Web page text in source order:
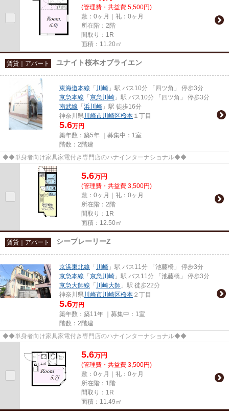
(管理費・共益費 5,500円)
敷：0ヶ月｜礼：0ヶ月
所在階：2階
間取り：1R
面積：11.20㎡
賃貸｜アパート ユナイト桜本オブライエン
東海道本線 「 川崎 」駅 バス10分 「四ツ角」 停歩3分
京急本線 「 京急川崎 」駅 バス10分 「四ツ角」 停歩3分
南武線 「 浜川崎 」駅 徒歩16分
神奈川県川崎市川崎区桜本 １丁目
5.6万円
築年数：築5年 ｜募集中： 1室
階数：2階建
◆◆単身者向け家具家電付き専門店のハナインターナショナル◆◆
5.6万円
(管理費・共益費 3,500円)
敷：0ヶ月｜礼：0ヶ月
所在階：2階
間取り：1R
面積：12.50㎡
賃貸｜アパート シープレーリーZ
京浜東北線 「 川崎 」駅 バス11分 「池藤橋」 停歩3分
京急本線 「 京急川崎 」駅 バス11分 「池藤橋」 停歩3分
京急大師線 「 川崎大師 」駅 徒歩22分
神奈川県川崎市川崎区桜本 ２丁目
5.6万円
築年数：築11年 ｜募集中： 1室
階数：2階建
◆◆単身者向け家具家電付き専門店のハナインターナショナル◆◆
5.6万円
(管理費・共益費 3,500円)
敷：0ヶ月｜礼：0ヶ月
所在階：1階
間取り：1R
面積：11.49㎡